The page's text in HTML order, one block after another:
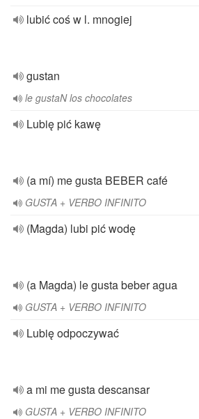
lubić coś w l. mnogiej
gustan
le gustaN los chocolates
Lubię pić kawę
(a mí) me gusta BEBER café
GUSTA + VERBO INFINITO
(Magda) lubi pić wodę
(a Magda) le gusta beber agua
GUSTA + VERBO INFINITO
Lubię odpoczywać
a mi me gusta descansar
GUSTA + VERBO INFINITO